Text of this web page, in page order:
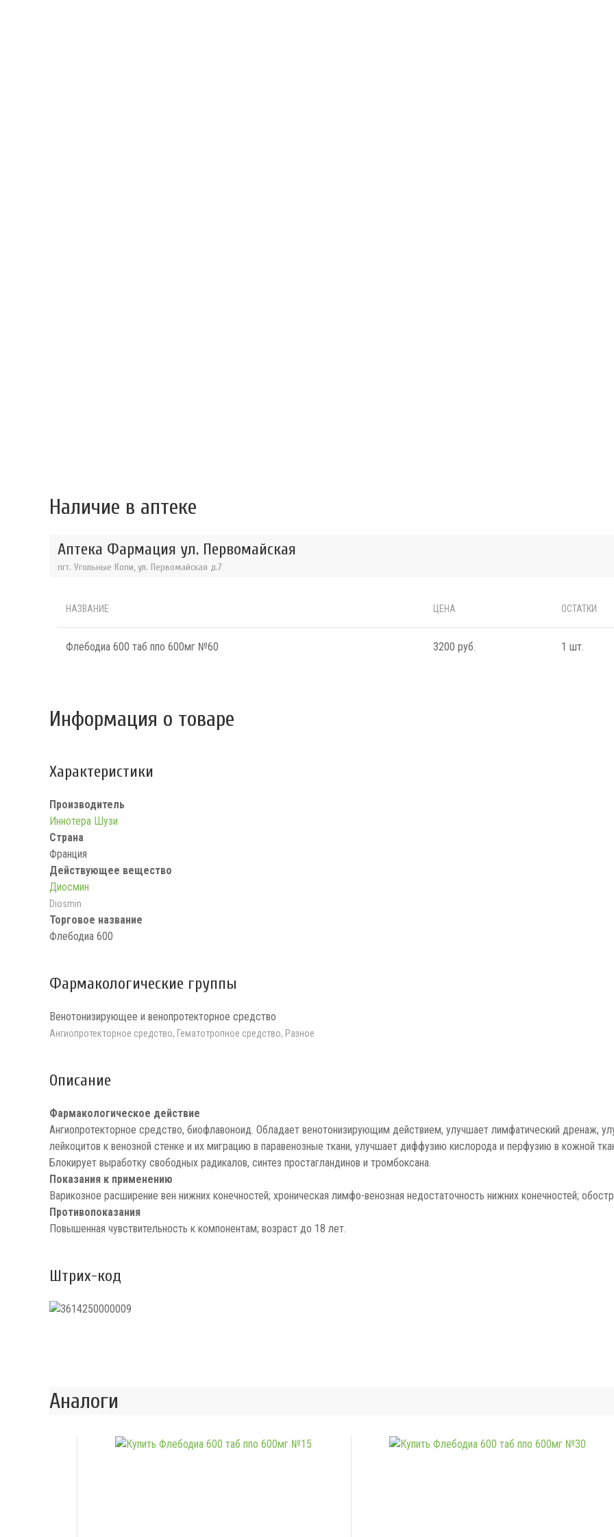
Наличие в аптеке
Аптека Фармация ул. Первомайская
пгт. Угольные Копи, ул. Первомайская д.7
НАЗВАНИЕ ЦЕНА ОСТАТКИ
Флебодиа 600 таб ппо 600мг №60 3200 руб. 1 шт.
Информация о товаре
Характеристики
Производитель
Иннотера Шузи
Страна
Франция
Действующее вещество
Диосмин
Diosmin
Торговое название
Флебодиа 600
Фармакологические группы
Венотонизирующее и венопротекторное средство
Ангиопротекторное средство, Гематотропное средство, Разное
Описание
Фармакологическое действие
Ангиопротекторное средство, биофлавоноид. Обладает венотонизирующим действием, улучшает лимфатический дренаж,
лейкоцитов к венозной стенке и их миграцию в паравенозные ткани, улучшает диффузию кислорода и перфузию в кожной
Блокирует выработку свободных радикалов, синтез простагландинов и тромбоксана.
Показания к применению
Варикозное расширение вен нижних конечностей; хроническая лимфо-венозная недостаточность нижних конечностей;
Противопоказания
Повышенная чувствительность к компонентам; возраст до 18 лет.
Штрих-код
Аналоги